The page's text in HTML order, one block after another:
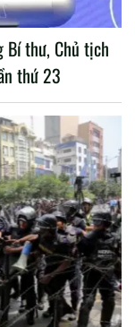
Bí thư, Chủ tịch
thứ 23